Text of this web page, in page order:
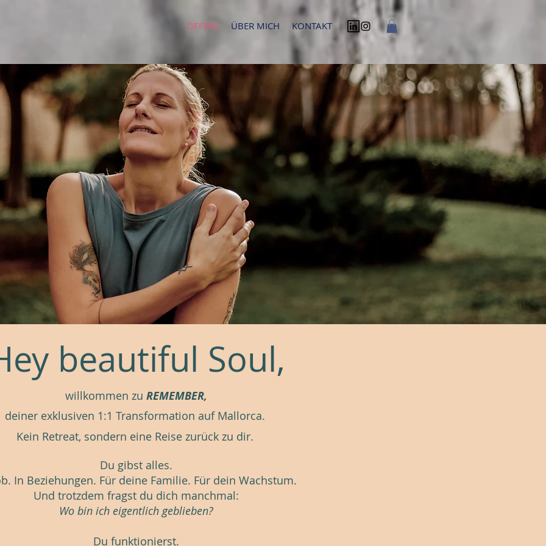
OFFERS ÜBER MICH KONTAKT
beautiful Soul,
willkommen zu REMEMBER,
deiner exklusiven 1:1 Transformation auf Mallorca.
Kein Retreat, sondern eine Reise zurück zu dir.
Du gibst alles.
In Beziehungen. Für deine Familie. Für dein Wachstum.
Und trotzdem fragst du dich manchmal:
Wo bin ich eigentlich geblieben?
Du funktionierst.